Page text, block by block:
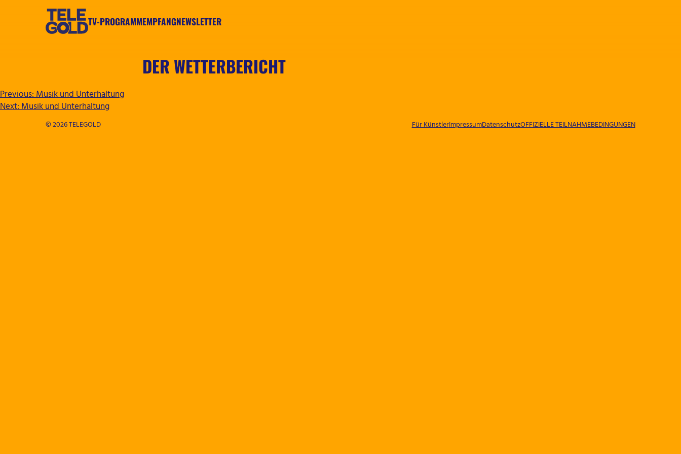
TV-PROGRAMMEMPFANGNEWSLETTER
DER WETTERBERICHT
BEITRAGSNAVIGATION
Previous:Musik und Unterhaltung
Next:Musik und Unterhaltung
© 2026 TELEGOLD Für KünstlerImpressumDatenschutzOFFIZIELLE TEILNAHMEBEDINGUNGEN